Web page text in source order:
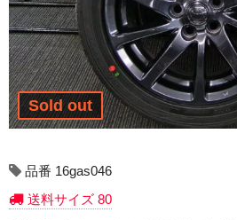
18インチ：冬タイヤホイール
19インチ：冬タイヤホイール
20インチ：冬タイヤホイール
Sold out
品番 16gas046
送料サイズ 80